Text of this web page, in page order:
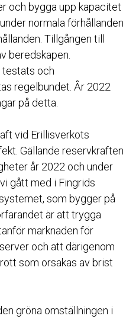
och bygga upp kapacitet
normala förhållanden
Tillgången till
beredskapen.
testats och
regelbundet. År 2022
på detta.
vid Erillisverkots
Gällande reservkraften
år 2022 och under
gått med i Fingrids
som bygger på
är att trygga
marknaden för
och att därigenom
som orsakas av brist
gröna omställningen i